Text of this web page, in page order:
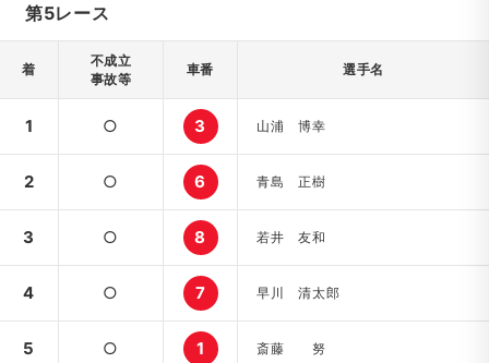
第5レース
着
不成立
事故等
車番 選手名
1 ○ 3 山浦 博幸
2 ○ 6 青島 正樹
3 ○ 8 若井 友和
4 ○ 7 早川 清太郎
5 ○ 1 斎藤 努